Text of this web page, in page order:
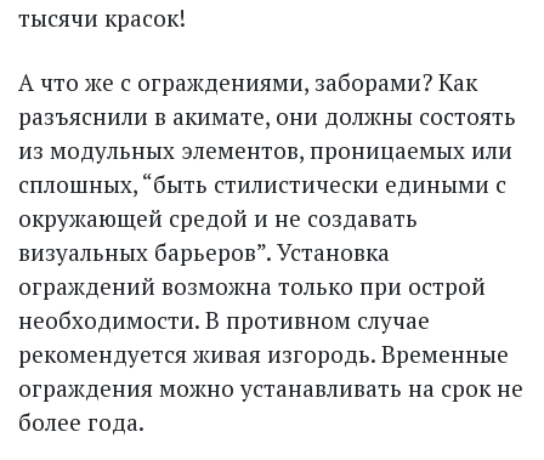
тысячи красок!
А что же с ограждениями, заборами? Как
разъяснили в акимате, они должны состоять
из модульных элементов, проницаемых или
сплошных, “быть стилистически едиными с
окружающей средой и не создавать
визуальных барьеров”. Установка
ограждений возможна только при острой
необходимости. В противном случае
рекомендуется живая изгородь. Временные
ограждения можно устанавливать на срок не
более года.